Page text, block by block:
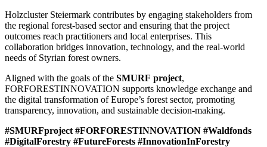
Holzcluster Steiermark contributes by engaging stakeholders from
the regional forest-based sector and ensuring that the project
outcomes reach practitioners and local enterprises. This
collaboration bridges innovation, technology, and the real-world
needs of Styrian forest owners.
Aligned with the goals of the SMURF project,
FORFORESTINNOVATION supports knowledge exchange and
the digital transformation of Europe’s forest sector, promoting
transparency, innovation, and sustainable decision-making.
#SMURFproject #FORFORESTINNOVATION #Waldfonds
#DigitalForestry #FutureForests #InnovationInForestry